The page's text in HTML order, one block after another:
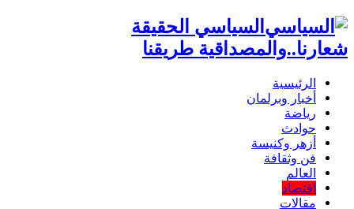
السياسي الحقيقة
شعارنا..والمصداقية طريقنا
الرئيسية
أخبار وبرلمان
رياضة
حوادث
أزهر وكنيسة
فن وثقافة
العالم
اقتصاد
مقالات